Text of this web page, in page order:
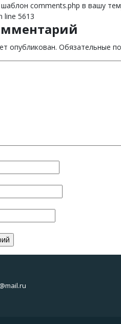
comments.php в вашу
line 5613
опубликован. Обязательные